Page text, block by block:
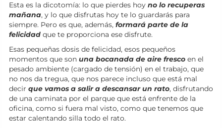
Esta es la dicotomía: lo que pierdes hoy no lo recuperas
mañana, y lo que disfrutas hoy te lo guardarás para
siempre. Pero es que, además, formará parte de la
felicidad que te proporciona ese disfrute.
Esas pequeñas dosis de felicidad, esos pequeños
momentos que son una bocanada de aire fresco en el
pesado ambiente (cargado de tensión) en el trabajo, que
no nos da tregua, que nos parece incluso que está mal
decir que vamos a salir a descansar un rato, disfrutando
de una caminata por el parque que está enfrente de la
oficina, como si fuera mal visto, como que tenemos que
estar calentando silla todo el rato.